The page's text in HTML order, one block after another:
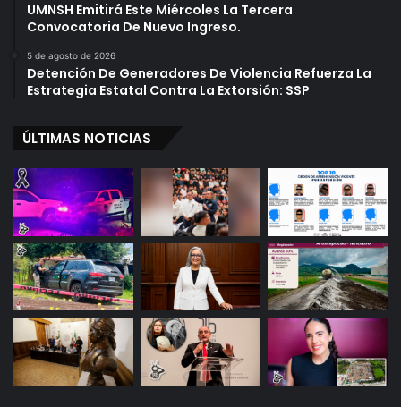
UMNSH Emitirá Este Miércoles La Tercera
Convocatoria De Nuevo Ingreso.
5 de agosto de 2026
Detención De Generadores De Violencia Refuerza La
Estrategia Estatal Contra La Extorsión: SSP
ÚLTIMAS NOTICIAS